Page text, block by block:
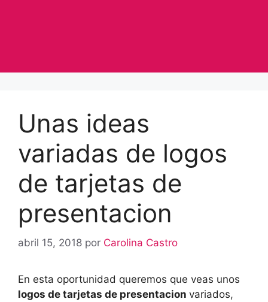
Unas ideas
variadas de logos
de tarjetas de
presentacion
abril 15, 2018 por Carolina Castro
En esta oportunidad queremos que veas unos
logos de tarjetas de presentacion variados,